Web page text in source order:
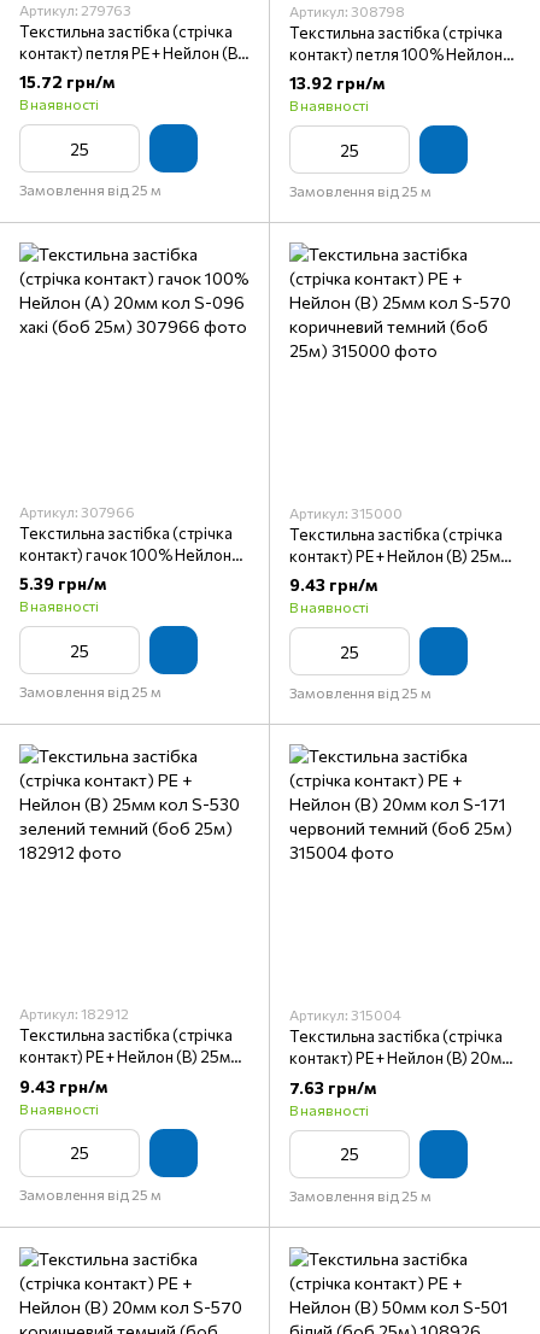
Артикул: 279763
Текстильна застібка (стрічка
контакт) петля PE + Нейлон (B)
80мм кол S-566 хакі (боб 25м)
15.72 грн/м
В наявності
Замовлення від 25 м
Артикул: 308798
Текстильна застібка (стрічка
контакт) петля 100% Нейлон
(A) 50мм кол S-096 хакі (боб
25м)
13.92 грн/м
В наявності
Замовлення від 25 м
Артикул: 307966
Текстильна застібка (стрічка
контакт) гачок 100% Нейлон
(A) 20мм кол S-096 хакі (боб
25м)
5.39 грн/м
В наявності
Замовлення від 25 м
Артикул: 315000
Текстильна застібка (стрічка
контакт) PE + Нейлон (B) 25мм
кол S-570 коричневий темний
(боб 25м)
9.43 грн/м
В наявності
Замовлення від 25 м
Артикул: 182912
Текстильна застібка (стрічка
контакт) PE + Нейлон (B) 25мм
кол S-530 зелений темний
(боб 25м)
9.43 грн/м
В наявності
Замовлення від 25 м
Артикул: 315004
Текстильна застібка (стрічка
контакт) PE + Нейлон (B) 20мм
кол S-171 червоний темний
(боб 25м)
7.63 грн/м
В наявності
Замовлення від 25 м